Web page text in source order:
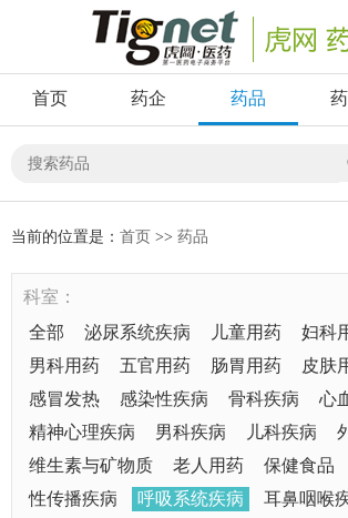
首页 药企 药品
当前的位置是： 首页 >> 药品
科室：
全部
泌尿系统疾病 儿童用药
妇科
男科用药
五官用药 肠胃用药
皮肤
感冒发热
感染性疾病 骨科疾病
心
精神心理疾病
男科疾病 儿科疾病
维生素与矿物质
老人用药 保健食品
性传播疾病
呼吸系统疾病
耳鼻咽喉